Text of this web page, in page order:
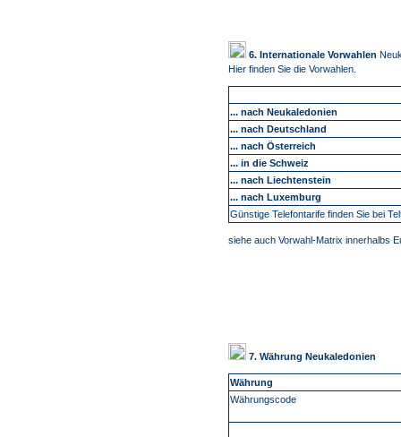
6. Internationale Vorwahlen
Hier finden Sie die Vorwahlen.
... nach Neukaledonien
... nach Deutschland
... nach Österreich
... in die Schweiz
... nach Liechtenstein
... nach Luxemburg
Günstige Telefontarife finden Sie bei
siehe auch Vorwahl-Matrix innerhalbs
7. Währung Neukaledonien
Währung
Währungscode